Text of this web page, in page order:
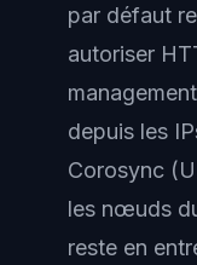
par défaut
autoriser
depuis les
Corosync
les nœuds
reste en